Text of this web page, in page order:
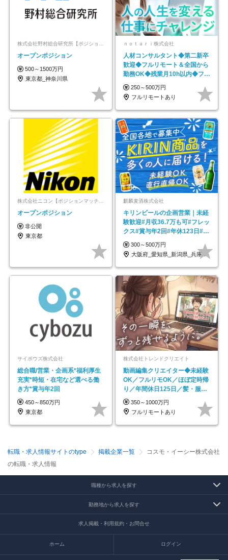
オープンポジション
500～1500万円
東京都_神奈川県
ｎｏｔａｒｉ株式会社
人材コンサルタント◆第二新卒
歓迎◆フルリモート＆全国から
勤務OK◆残業月10h以内◆フレ
ックス制
250～500万円
フルリモートあり
株式会社ニコン【ポジションマッチ登録】
オープンポジション
非公開
東京都
麒麟麦酒株式会社
キリンビールの企画営業｜未経
験歓迎#月収36.7万も可#フレッ
クス#賞与年2回#年休123日#完
全週休2日制
300～500万円
大阪府_愛知県_新潟県_兵庫県_福岡県
サイボウズ株式会社
総合職/営業・企画系*福利厚生
充実*時短・在宅など選べる働
き方*賞与年2回
450～850万円
東京都
株式会社トレンドクリエイト
動画編集クリエイター◆未経験
OK／フルリモOK／ほぼ定時帰
り／年間休日125日／髪・服・
ネイル自由／副業OK
350～1000万円
フルリモートあり
転職・求人情報サイトのtype 掲載企業一覧
コスモ・イーシー株式会社
の転職・求人情報
職種から求人を探す
勤務地から求人を探す
求人掲載・利用規約・お問合せ
ホーム ログイン